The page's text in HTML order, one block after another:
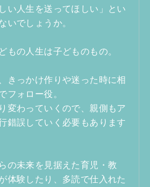
い人生を送ってほしい」とい
いでしょうか。
もの人生は子どものもの。
きっかけ作りや迷った時に相
フォロー役。
変わっていくので、親側もア
錯誤していく必要もあります
の未来を見据えた育児・教
体験したり、多読で仕入れた